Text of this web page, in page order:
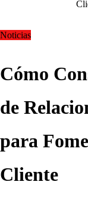
Noticias
Cómo
de
para
Cliente